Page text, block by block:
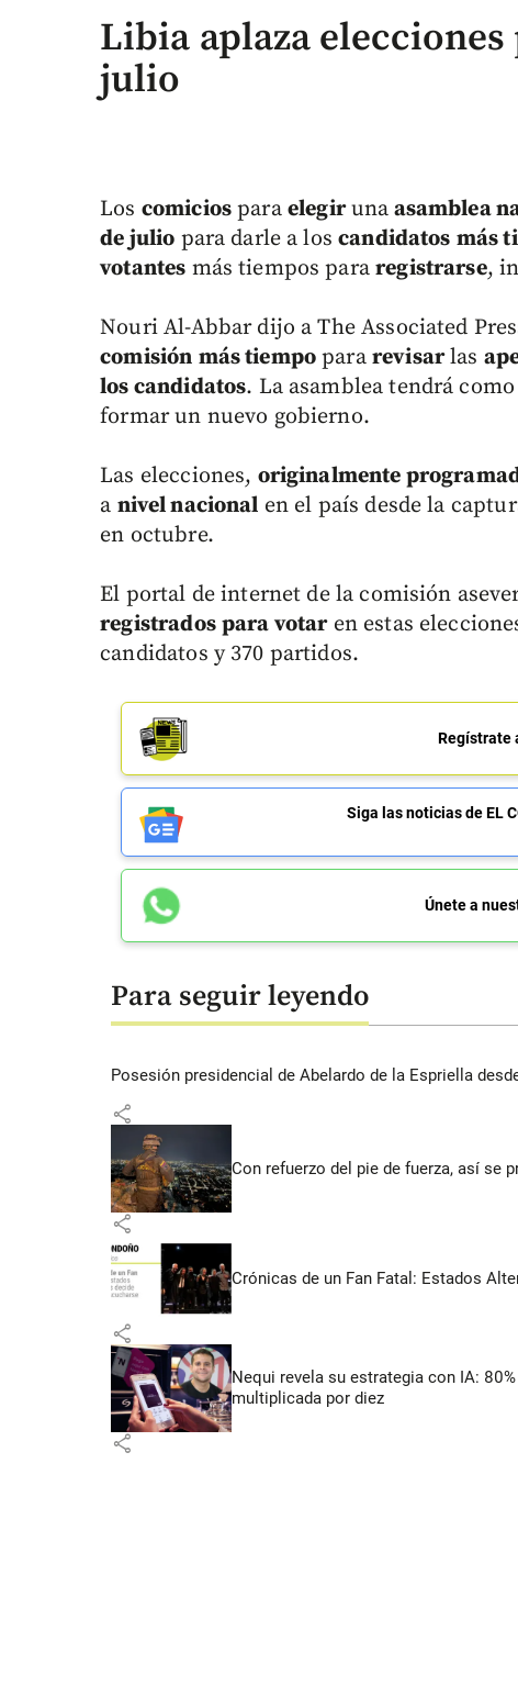
Libia aplaza
julio
Los comicios para elegiruna asamblea
de julio para darle a loscandidatos más
votantes más tiempos pararegistrarse,
Nouri Al-Abbar dijo a The Associated
comisión más tiempo para revisarlas
los candidatos. La asamblea tendrá
formar un nuevo gobierno.
Las elecciones, originalmente
a nivel nacional en el país desde la
en octubre.
El portal de internet de la comisión
registrados para votaren estas
candidatos y 370 partidos.
Regístrate
Siga las noticias de EL
Únete a
Para seguir leyendo
Posesión presidencial de Abelardo de la Espriella
share
Con refuerzo del pie de fuerza, así se
share
Crónicas de un Fan Fatal: Estados
share
Nequi revela su estrategia con IA:
multiplicada por diez
share